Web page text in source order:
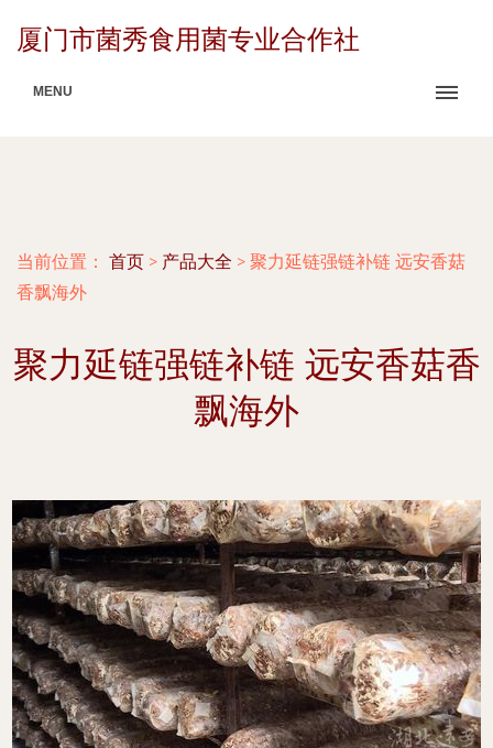
厦门市菌秀食用菌专业合作社
MENU
当前位置： 首页 > 产品大全 > 聚力延链强链补链 远安香菇
香飘海外
聚力延链强链补链 远安香菇香
飘海外